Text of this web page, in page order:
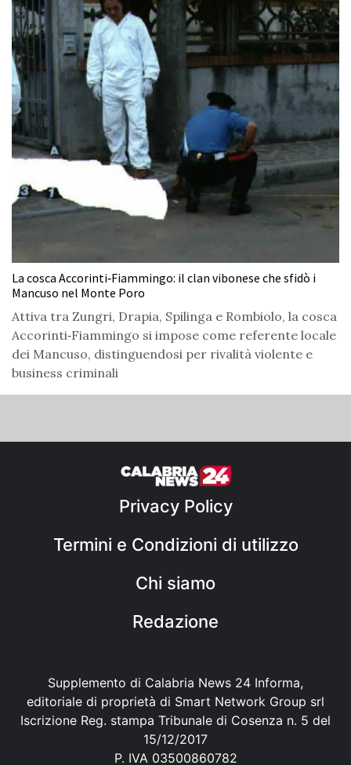
La cosca Accorinti‑Fiammingo: il clan vibonese che sfidò i
Mancuso nel Monte Poro
Attiva tra Zungri, Drapia, Spilinga e Rombiolo, la cosca
Accorinti‑Fiammingo si impose come referente locale
dei Mancuso, distinguendosi per rivalità violente e
business criminali
Privacy Policy
Termini e Condizioni di utilizzo
Chi siamo
Redazione
Supplemento di Calabria News 24 Informa,
editoriale di proprietà di Smart Network Group srl
Iscrizione Reg. stampa Tribunale di Cosenza n. 5 del
15/12/2017
P. IVA 03500860782